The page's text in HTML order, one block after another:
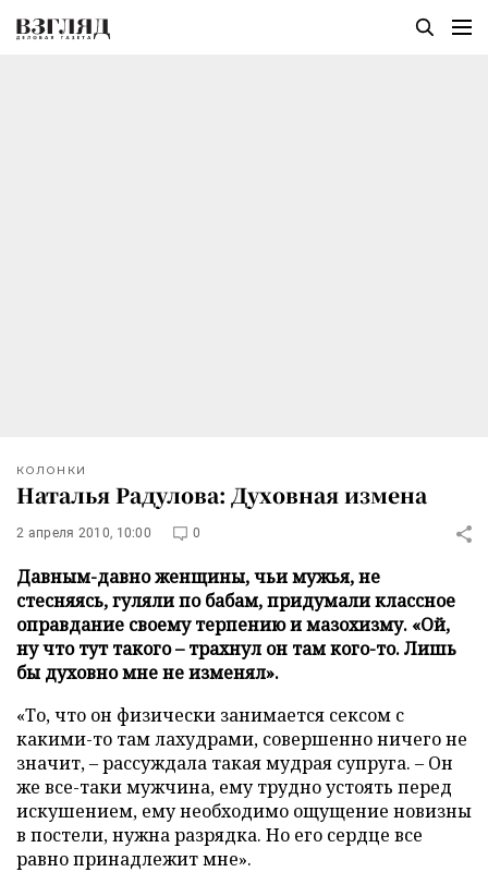
КОЛОНКИ
Наталья Радулова: Духовная измена
2 апреля 2010, 10:00 0
Давным-давно женщины, чьи мужья, не
стесняясь, гуляли по бабам, придумали классное
оправдание своему терпению и мазохизму. «Ой,
ну что тут такого – трахнул он там кого-то. Лишь
бы духовно мне не изменял».
«То, что он физически занимается сексом с
какими-то там лахудрами, совершенно ничего не
значит, – рассуждала такая мудрая супруга. – Он
же все-таки мужчина, ему трудно устоять перед
искушением, ему необходимо ощущение новизны
в постели, нужна разрядка. Но его сердце все
равно принадлежит мне».